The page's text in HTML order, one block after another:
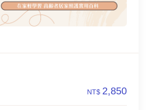
NT$ 2,850